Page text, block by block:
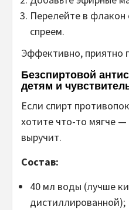
Перелейте в
спреем.
Эффективно, приятно
Безспиртовой
детям и
Если спирт
хотите что-то мягче —
выручит.
Состав:
40 мл воды (лучше
дистиллированной);